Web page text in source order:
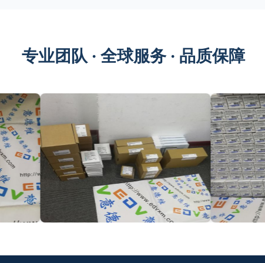
专业团队 · 全球服务 · 品质保障